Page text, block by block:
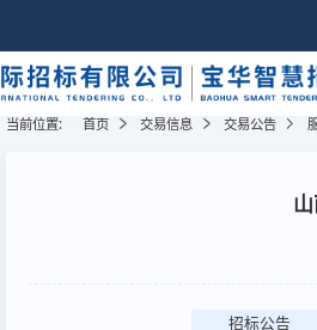
当前位置: 首页 交易信息 交易公告
招标公告